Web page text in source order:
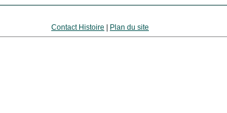
Contact Histoire Plan du site